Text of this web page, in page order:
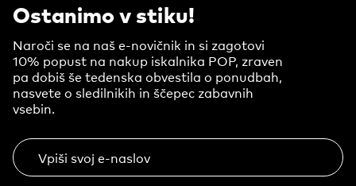
Ostanimo v stiku!
Naroči se na naš e-novičnik in si zagotovi
10% popust na nakup iskalnika POP, zraven
pa dobiš še tedenska obvestila o ponudbah,
nasvete o sledilnikih in ščepec zabavnih
vsebin.
Vpiši svoj e-naslov